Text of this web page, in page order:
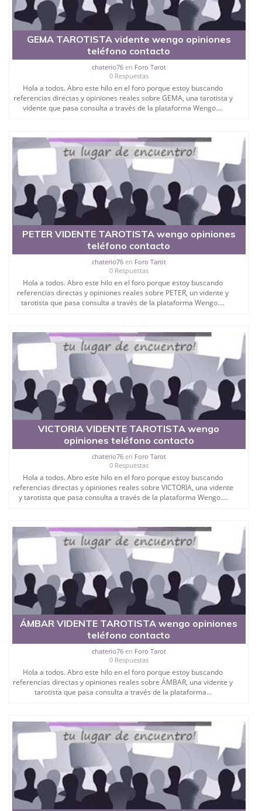
GEMA TAROTISTA vidente wengo opiniones
teléfono contacto
chaterio76en Foro Tarot
0 Respuestas
Hola a todos. Abro este hilo en el foro porque estoy buscando
referencias directas y opiniones reales sobre GEMA, una tarotista y
vidente que pasa consulta a través de la plataforma Wengo....
PETER VIDENTE TAROTISTA wengo opiniones
teléfono contacto
chaterio76en Foro Tarot
0 Respuestas
Hola a todos. Abro este hilo en el foro porque estoy buscando
referencias directas y opiniones reales sobre PETER, un vidente y
tarotista que pasa consulta a través de la plataforma Wengo....
VICTORIA VIDENTE TAROTISTA wengo
opiniones teléfono contacto
chaterio76en Foro Tarot
0 Respuestas
Hola a todos. Abro este hilo en el foro porque estoy buscando
referencias directas y opiniones reales sobre VICTORIA, una vidente
y tarotista que pasa consulta a través de la plataforma Wengo....
ÁMBAR VIDENTE TAROTISTA wengo opiniones
teléfono contacto
chaterio76en Foro Tarot
0 Respuestas
Hola a todos. Abro este hilo en el foro porque estoy buscando
referencias directas y opiniones reales sobre ÁMBAR, una vidente y
tarotista que pasa consulta a través de la plataforma...